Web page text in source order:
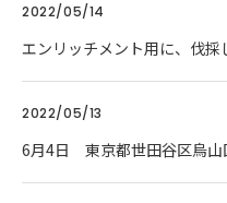
2022/05/14
エンリッチメント用に、伐
2022/05/13
6月4日 東京都世田谷区烏山